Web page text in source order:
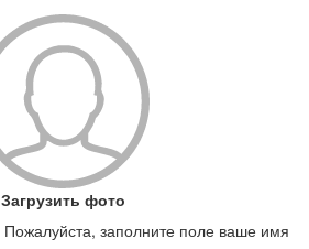
Загрузить фото
Пожалуйста, заполните поле ваше имя